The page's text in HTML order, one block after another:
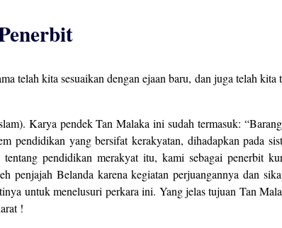
telah kita sesuaikan dengan ejaan baru, dan juga telah kita
Karya pendek Tan Malaka ini sudah termasuk:
pendidikan yang bersifat kerakyatan, dihadapkan pada
pendidikan merakyat itu, kami sebagai penerbit
Belanda karena kegiatan perjuangannya dan
untuk menelusuri perkara ini. Yang jelas tujuan Tan
!